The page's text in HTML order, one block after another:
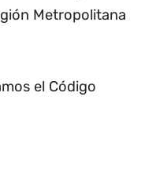
Metropolitana
el Código